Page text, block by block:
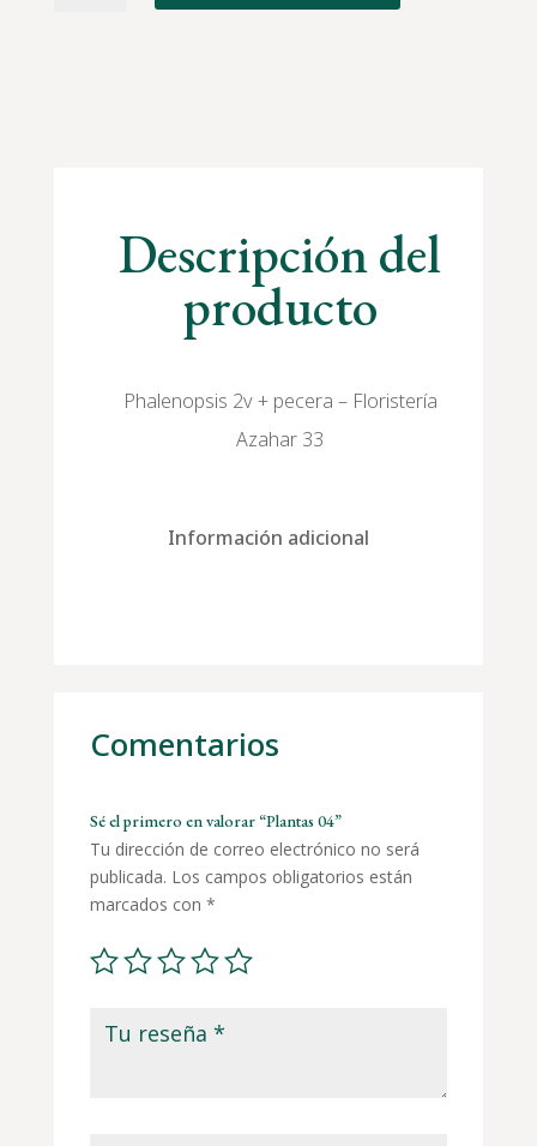
Descripción del
producto
Phalenopsis 2v + pecera – Floristería
Azahar 33
Información adicional
Comentarios
Sé el primero en valorar “Plantas 04”
Tu dirección de correo electrónico no será
publicada. Los campos obligatorios están
marcados con *